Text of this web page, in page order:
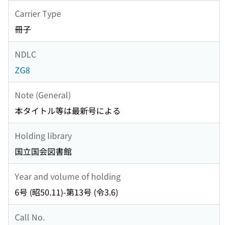
Carrier Type
冊子
NDLC
ZG8
Note (General)
本タイトル等は最新号による
Holding library
国立国会図書館
Year and volume of holding
6号 (昭50.11)-第13号 (令3.6)
Call No.